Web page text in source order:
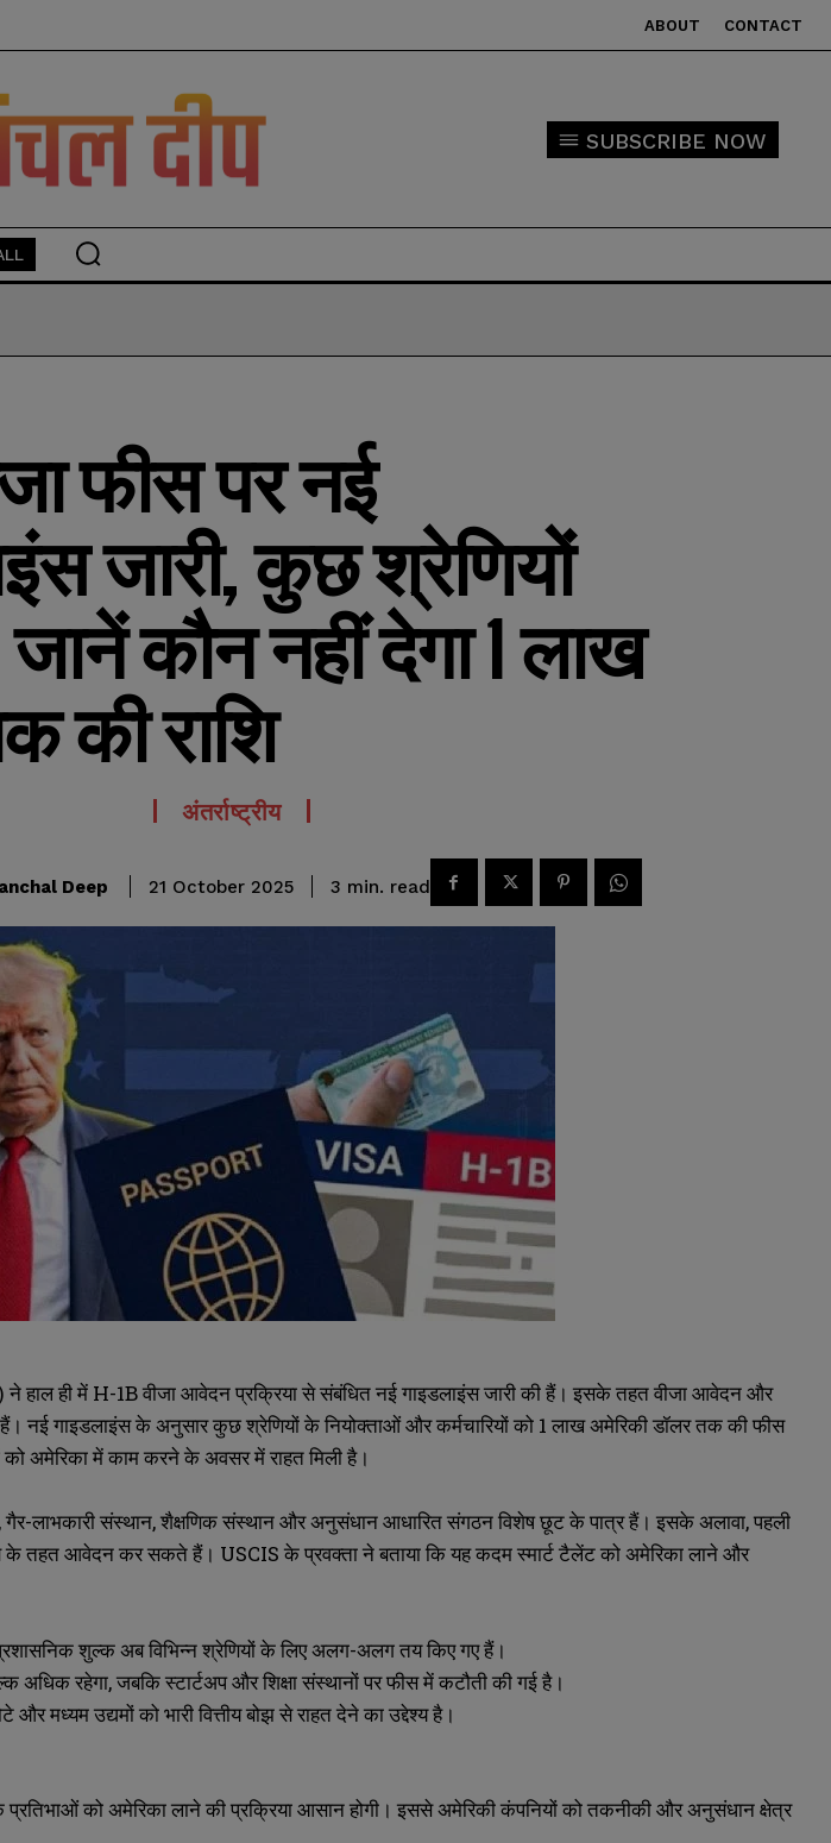
ABOUT CONTACT
SUBSCRIBE NOW
फीस पर नई
जारी, कुछ श्रेणियों
कौन नहीं देगा 1 लाख
की राशि
अंतर्राष्ट्रीय
Deep 21 October 2025 3 min. read
हाल ही में H-1B वीजा आवेदन प्रक्रिया से संबंधित नई गाइडलाइंस जारी की हैं। इसके तहत वीजा आवेदन और
नई गाइडलाइंस के अनुसार कुछ श्रेणियों के नियोक्ताओं और कर्मचारियों को 1 लाख अमेरिकी डॉलर तक की फीस
अमेरिका में काम करने के अवसर में राहत मिली है।
लाभकारी संस्थान, शैक्षणिक संस्थान और अनुसंधान आधारित संगठन विशेष छूट के पात्र हैं। इसके अलावा, पहली
के तहत आवेदन कर सकते हैं। USCIS के प्रवक्ता ने बताया कि यह कदम स्मार्ट टैलेंट को अमेरिका लाने और
शुल्क अब विभिन्न श्रेणियों के लिए अलग-अलग तय किए गए हैं।
अधिक रहेगा, जबकि स्टार्टअप और शिक्षा संस्थानों पर फीस में कटौती की गई है।
मध्यम उद्यमों को भारी वित्तीय बोझ से राहत देने का उद्देश्य है।
प्रतिभाओं को अमेरिका लाने की प्रक्रिया आसान होगी। इससे अमेरिकी कंपनियों को तकनीकी और अनुसंधान क्षेत्र